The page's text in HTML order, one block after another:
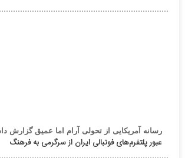
رسانه آمریکایی از تحولی آرام اما عمیق گزارش
عبور پلتفرم‌های فوتبالی ایران از سرگرمی به فرهنگ